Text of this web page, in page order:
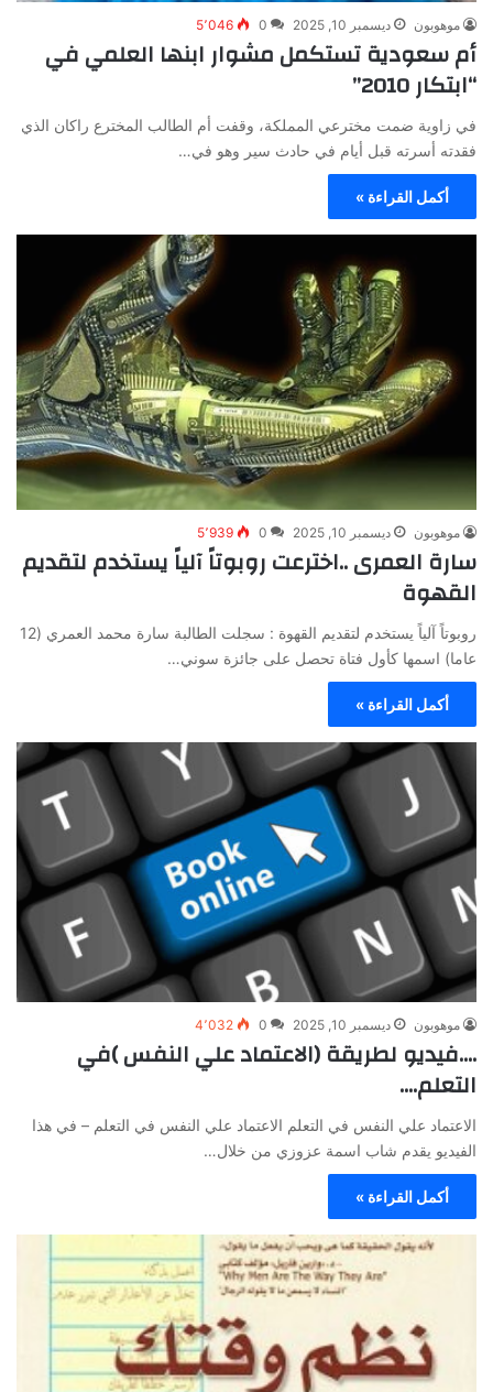
موهوبون ديسمبر 10, 2025 0 5٬046
أم سعودية تستكمل مشوار ابنها العلمي في
“ابتكار 2010”
في زاوية ضمت مخترعي المملكة، وقفت أم الطالب المخترع راكان الذي
فقدته أسرته قبل أيام في حادث سير وهو في…
أكمل القراءة »
موهوبون ديسمبر 10, 2025 0 5٬939
سارة العمرى ..اخترعت روبوتاً آلياً يستخدم لتقديم
القهوة
روبوتاً آلياً يستخدم لتقديم القهوة : سجلت الطالبة سارة محمد العمري (12
عاما) اسمها كأول فتاة تحصل على جائزة سوني…
أكمل القراءة »
موهوبون ديسمبر 10, 2025 0 4٬032
….فيديو لطريقة (الاعتماد علي النفس )في
التعلم….
الاعتماد علي النفس في التعلم الاعتماد علي النفس في التعلم – في هذا
الفيديو يقدم شاب اسمة عزوزي من خلال…
أكمل القراءة »